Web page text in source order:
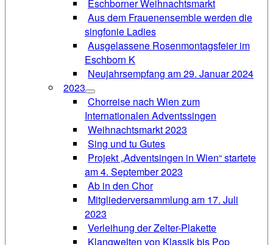
Eschborner Weihnachtsmarkt
Aus dem Frauenensemble werden die
singfonie Ladies
Ausgelassene Rosenmontagsfeier im
Eschborn K
Neujahrsempfang am 29. Januar 2024
2023
Chorreise nach Wien zum
Internationalen Adventssingen
Weihnachtsmarkt 2023
Sing und tu Gutes
Projekt „Adventsingen in Wien“ startete
am 4. September 2023
Ab in den Chor
Mitgliederversammlung am 17. Juli
2023
Verleihung der Zelter-Plakette
Klangwelten von Klassik bis Pop